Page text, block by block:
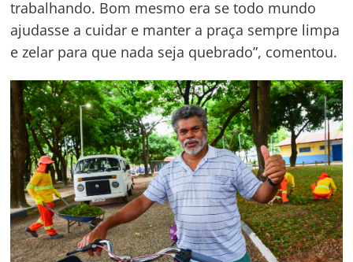
trabalhando. Bom mesmo era se todo mundo
ajudasse a cuidar e manter a praça sempre limpa
e zelar para que nada seja quebrado”, comentou.